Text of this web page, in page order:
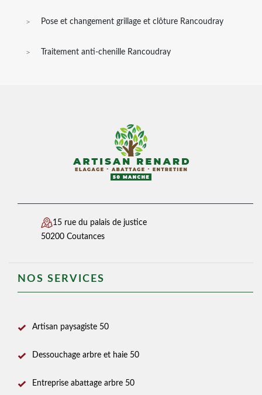
Pose et changement grillage et clôture Rancoudray
Traitement anti-chenille Rancoudray
15 rue du palais de justice
50200 Coutances
NOS SERVICES
Artisan paysagiste 50
Dessouchage arbre et haie 50
Entreprise abattage arbre 50